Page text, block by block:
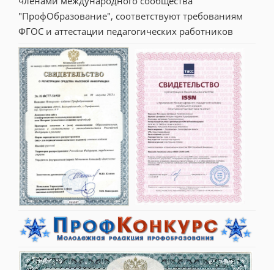
"ПрофОбразование", соответствуют требованиям
ФГОС и аттестации педагогических работников